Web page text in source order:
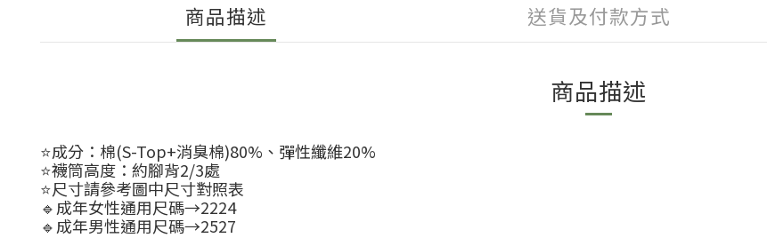
商品描述 送貨及付款方式
商品描述
⭐️成分：棉(S-Top+消臭棉)80%、彈性纖維20%
⭐️襪筒高度：約腳背2/3處
⭐️尺寸請參考圖中尺寸對照表
🔹成年女性通用尺碼→2224
🔹成年男性通用尺碼→2527